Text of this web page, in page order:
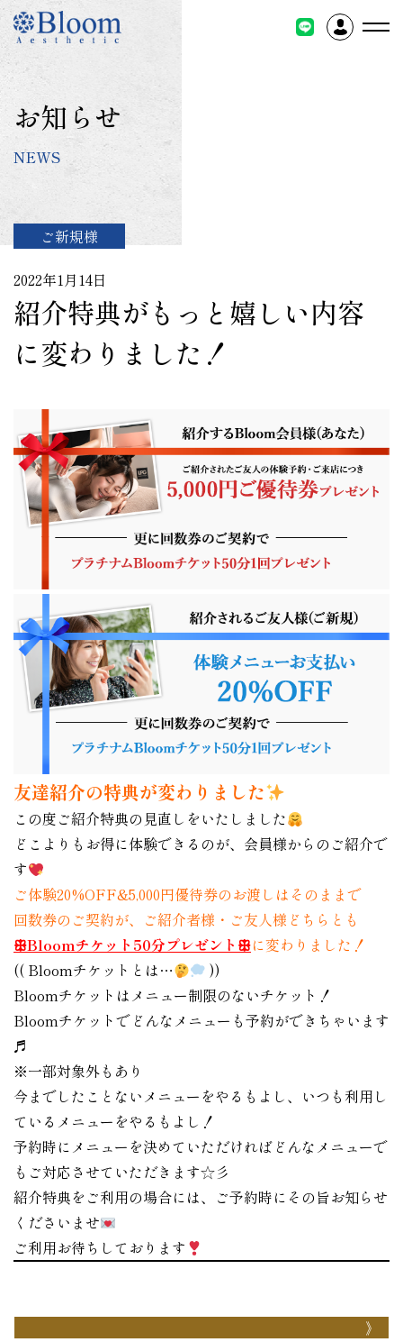
コ
テ
ン
ツ
に
キ
お知らせ
NEWS
ご新規様
2022年1月14日
紹介特典がもっと嬉しい内容
に変わりました！
友達紹介の特典が変わりました
この度ご紹介特典の見直しをいたしました
どこよりもお得に体験できるのが、会員様からのご紹介で
す
ご体験20%OFF&5,000円優待券のお渡しはそのままで
回数券のご契約が、ご紹介者様・ご友人様どちらとも
ꕥBloomチケット50分プレゼントꕥに変わりました！
(( Bloomチケットとは…
))
Bloomチケットはメニュー制限のないチケット！
Bloomチケットでどんなメニューも予約ができちゃいます
♬
※一部対象外もあり
今までしたことないメニューをやるもよし、いつも利用し
ているメニューをやるもよし！
予約時にメニューを決めていただければどんなメニューで
もご対応させていただきます☆彡
紹介特典をご利用の場合には、ご予約時にその旨お知らせ
くださいませ
ご利用お待ちしております